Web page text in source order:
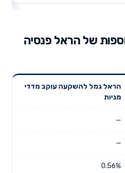
של הראל פנסיה
שנתית 3
תשואה
דמי ניהול
הראל גמל להשקעה עוקב מדדי
מניות
—
—
0.56%